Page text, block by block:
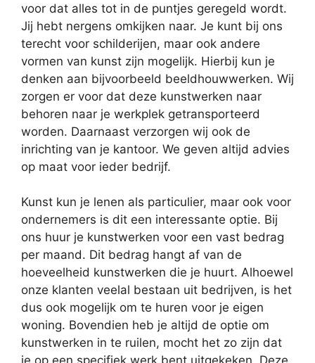
voor dat alles tot in de puntjes geregeld wordt.
Jij hebt nergens omkijken naar. Je kunt bij ons
terecht voor schilderijen, maar ook andere
vormen van kunst zijn mogelijk. Hierbij kun je
denken aan bijvoorbeeld beeldhouwwerken. Wij
zorgen er voor dat deze kunstwerken naar
behoren naar je werkplek getransporteerd
worden. Daarnaast verzorgen wij ook de
inrichting van je kantoor. We geven altijd advies
op maat voor ieder bedrijf.
Kunst kun je lenen als particulier, maar ook voor
ondernemers is dit een interessante optie. Bij
ons huur je kunstwerken voor een vast bedrag
per maand. Dit bedrag hangt af van de
hoeveelheid kunstwerken die je huurt. Alhoewel
onze klanten veelal bestaan uit bedrijven, is het
dus ook mogelijk om te huren voor je eigen
woning. Bovendien heb je altijd de optie om
kunstwerken in te ruilen, mocht het zo zijn dat